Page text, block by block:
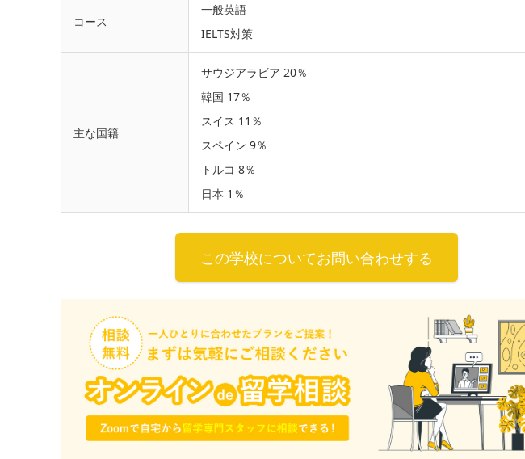
コース
一般英語
IELTS対策
主な国籍
サウジアラビア 20％
韓国 17％
スイス 11％
スペイン 9％
トルコ 8％
日本 1％
この学校についてお問い合わせする